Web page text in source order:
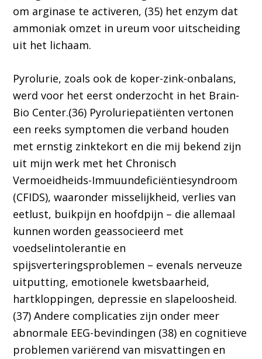
om arginase te activeren, (35) het enzym dat
ammoniak omzet in ureum voor uitscheiding
uit het lichaam.
Pyrolurie, zoals ook de koper-zink-onbalans,
werd voor het eerst onderzocht in het Brain-
Bio Center.(36) Pyroluriepatiënten vertonen
een reeks symptomen die verband houden
met ernstig zinktekort en die mij bekend zijn
uit mijn werk met het Chronisch
Vermoeidheids-Immuundeficiëntiesyndroom
(CFIDS), waaronder misselijkheid, verlies van
eetlust, buikpijn en hoofdpijn – die allemaal
kunnen worden geassocieerd met
voedselintolerantie en
spijsverteringsproblemen – evenals nerveuze
uitputting, emotionele kwetsbaarheid,
hartkloppingen, depressie en slapeloosheid.
(37) Andere complicaties zijn onder meer
abnormale EEG-bevindingen (38) en cognitieve
problemen variërend van misvattingen en